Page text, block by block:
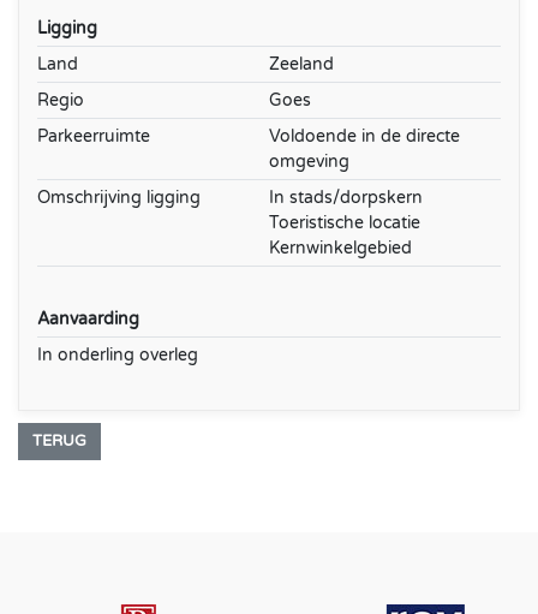
Ligging
Land
Zeeland
Regio
Goes
Parkeerruimte
Voldoende in de directe
omgeving
Omschrijving ligging
In stads/dorpskern
Toeristische locatie
Kernwinkelgebied
Aanvaarding
In onderling overleg
TERUG